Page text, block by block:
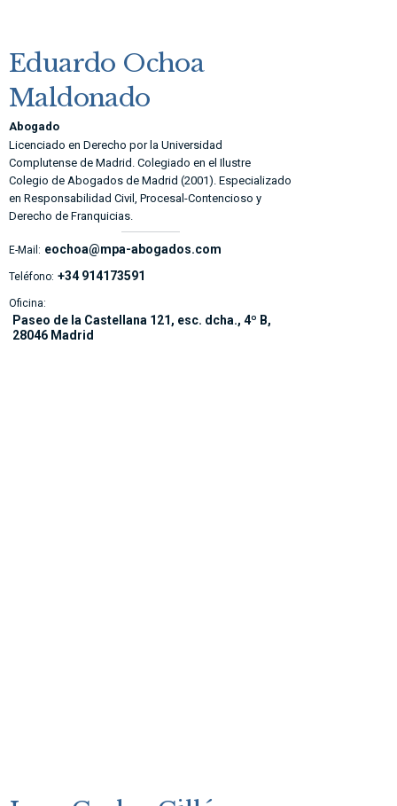
Eduardo Ochoa
Maldonado
Abogado
Licenciado en Derecho por la Universidad
Complutense de Madrid. Colegiado en el Ilustre
Colegio de Abogados de Madrid (2001). Especializado
en Responsabilidad Civil, Procesal-Contencioso y
Derecho de Franquicias.
E-Mail: eochoa@mpa-abogados.com
Teléfono: +34 914173591
Oficina:
Paseo de la Castellana 121, esc. dcha., 4º B,
28046 Madrid